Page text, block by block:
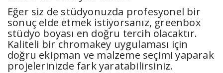
Eğer siz de stüdyonuzda profesyonel bir
sonuç elde etmek istiyorsanız, greenbox
stüdyo boyası en doğru tercih olacaktır.
Kaliteli bir chromakey uygulaması için
doğru ekipman ve malzeme seçimi yaparak
projelerinizde fark yaratabilirsiniz.